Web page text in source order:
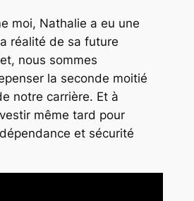
moi, Nathalie a eu une
réalité de sa future
nous sommes
la seconde moitié
notre carrière. Et à
même tard pour
et sécurité